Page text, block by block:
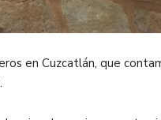
en Cuzcatlán, que